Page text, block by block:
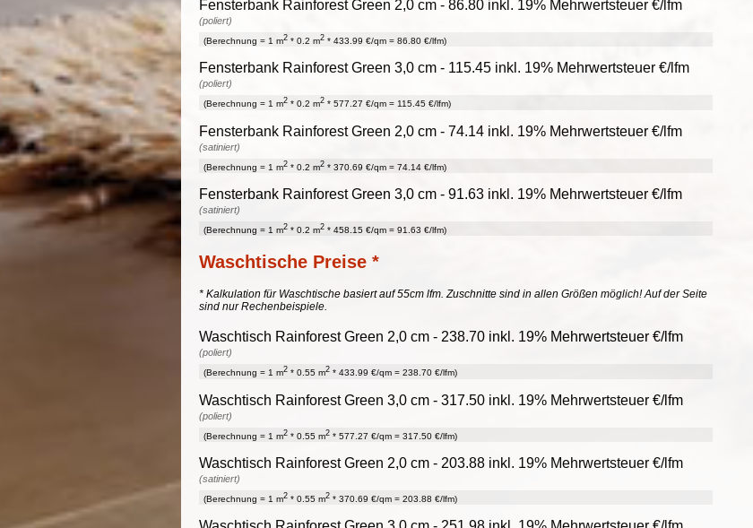
Fensterbank Rainforest Green 2,0 cm - 86.80 inkl. 19% Mehrwertsteuer €/lfm
(poliert)
(Berechnung = 1 m2 * 0.2 m2 * 433.99 €/qm = 86.80 €/lfm)
Fensterbank Rainforest Green 3,0 cm - 115.45 inkl. 19% Mehrwertsteuer €/lfm
(poliert)
(Berechnung = 1 m2 * 0.2 m2 * 577.27 €/qm = 115.45 €/lfm)
Fensterbank Rainforest Green 2,0 cm - 74.14 inkl. 19% Mehrwertsteuer €/lfm
(satiniert)
(Berechnung = 1 m2 * 0.2 m2 * 370.69 €/qm = 74.14 €/lfm)
Fensterbank Rainforest Green 3,0 cm - 91.63 inkl. 19% Mehrwertsteuer €/lfm
(satiniert)
(Berechnung = 1 m2 * 0.2 m2 * 458.15 €/qm = 91.63 €/lfm)
Waschtische Preise *
* Kalkulation für Waschtische basiert auf 55cm lfm. Zuschnitte sind in allen Größen möglich! Auf der Seite
sind nur Rechenbeispiele.
Waschtisch Rainforest Green 2,0 cm - 238.70 inkl. 19% Mehrwertsteuer €/lfm
(poliert)
(Berechnung = 1 m2 * 0.55 m2 * 433.99 €/qm = 238.70 €/lfm)
Waschtisch Rainforest Green 3,0 cm - 317.50 inkl. 19% Mehrwertsteuer €/lfm
(poliert)
(Berechnung = 1 m2 * 0.55 m2 * 577.27 €/qm = 317.50 €/lfm)
Waschtisch Rainforest Green 2,0 cm - 203.88 inkl. 19% Mehrwertsteuer €/lfm
(satiniert)
(Berechnung = 1 m2 * 0.55 m2 * 370.69 €/qm = 203.88 €/lfm)